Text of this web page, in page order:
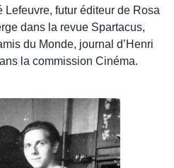
futur éditeur de Rosa
dans la revue Spartacus,
du Monde, journal d’Henri
la commission Cinéma.